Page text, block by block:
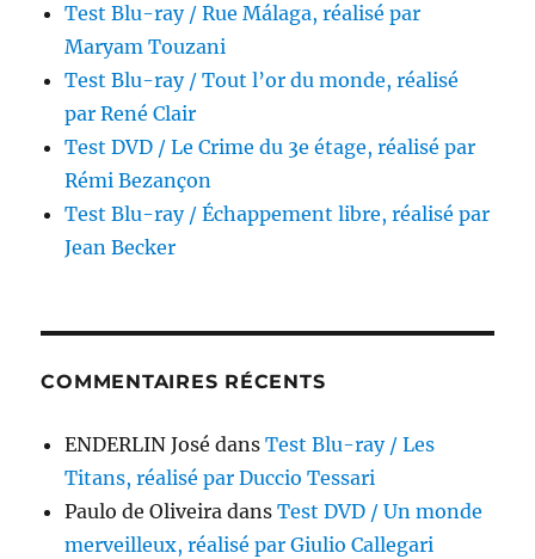
Test Blu-ray / Rue Málaga, réalisé par
Maryam Touzani
Test Blu-ray / Tout l’or du monde, réalisé
par René Clair
Test DVD / Le Crime du 3e étage, réalisé par
Rémi Bezançon
Test Blu-ray / Échappement libre, réalisé par
Jean Becker
COMMENTAIRES RÉCENTS
ENDERLIN José dansTest Blu-ray / Les
Titans, réalisé par Duccio Tessari
Paulo de Oliveira dansTest DVD / Un monde
merveilleux, réalisé par Giulio Callegari